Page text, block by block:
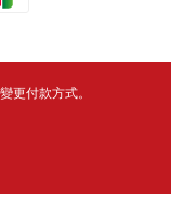
更付款方式。